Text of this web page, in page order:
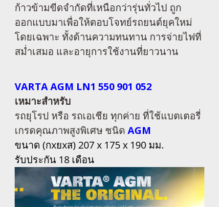
ก้าวข้ามขีดจำกัดที่เหนือกว่ารุ่นทั่วไป ถูก
ออกแบบมาเพื่อให้ตอบโจทย์รถยนต์ยุคใหม่
โดยเฉพาะ ทั้งด้านความทนทาน การจ่ายไฟที่
สม่ำเสมอ และอายุการใช้งานที่ยาวนาน
VARTA AGM LN1 550 901 052
เหมาะสำหรับ
รถยุโรป หรือ รถเอเชีย ทุกค่าย ที่ใช้แบตเตอรี่
เกรดคุณภาพสูงพิเศษ ชนิด AGM
ขนาด (กxยxส) 207 x 175 x 190 มม.
รับประกัน 18 เดือน